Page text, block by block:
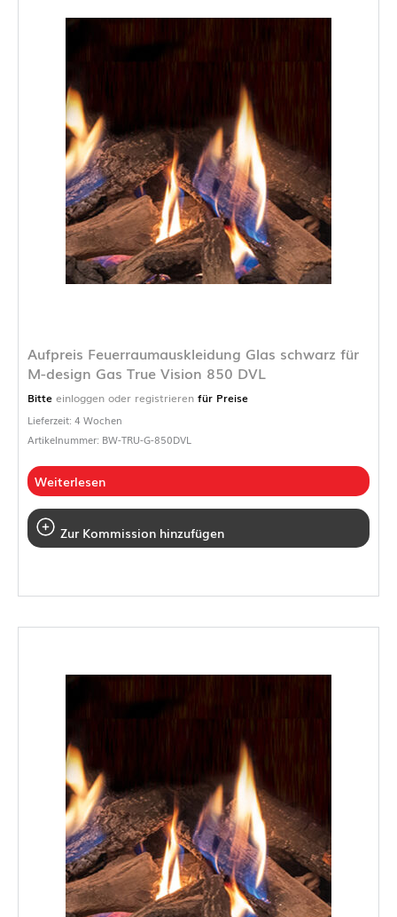
Aufpreis Feuerraumauskleidung Glas schwarz für
M-design Gas True Vision 850 DVL
Bitte einloggen oder registrieren für Preise
Lieferzeit: 4 Wochen
Artikelnummer: BW-TRU-G-850DVL
Weiterlesen
Zur Kommission hinzufügen